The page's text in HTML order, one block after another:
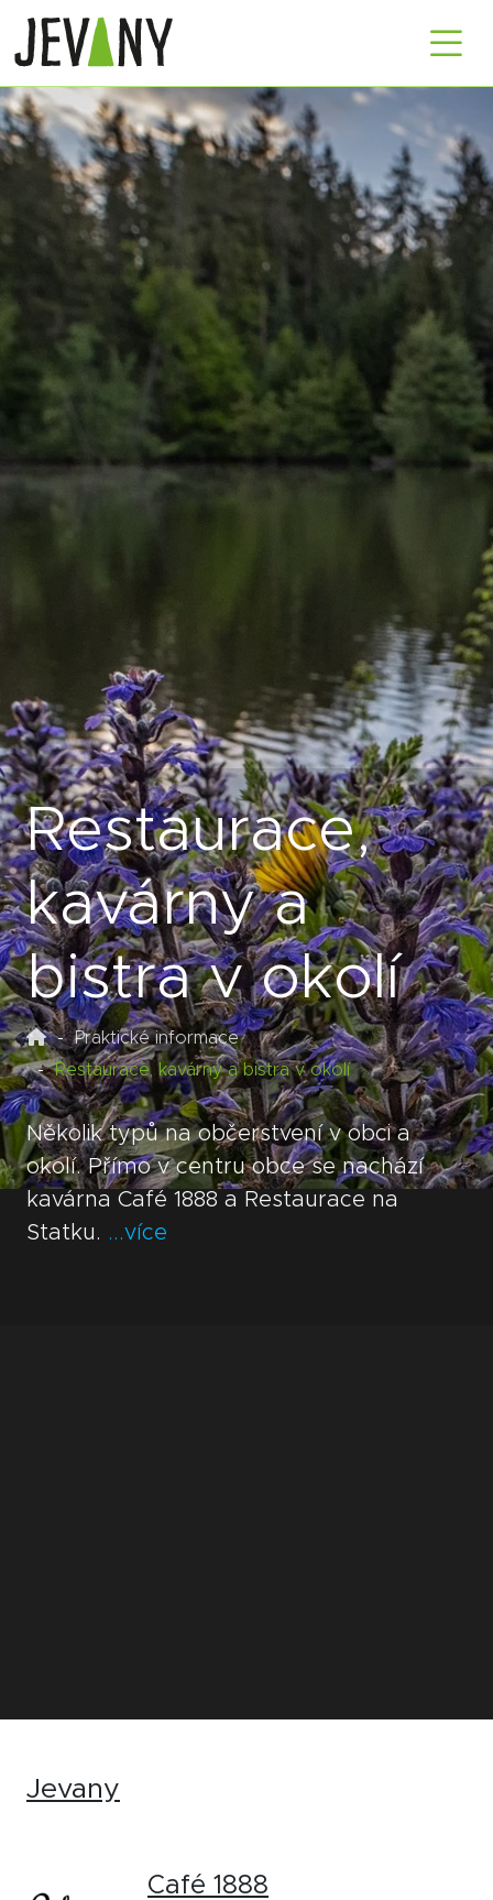
Restaurace,
kavárny a
bistra v okolí
Praktické informace
Restaurace, kavárny a bistra v okolí
Několik typů na občerstvení v obci a
okolí. Přímo v centru obce se nachází
kavárna Café 1888 a Restaurace na
Statku. ...více
Jevany
Café 1888